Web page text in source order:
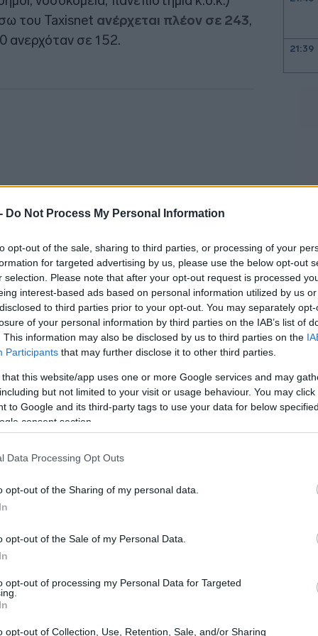
Do Not Process My Personal Information
opt-out of the sale, sharing to third parties, or processing of your
for targeted advertising by us, please use the below opt-out
selection. Please note that after your opt-out request is processed
interest-based ads based on personal information utilized by us
to third parties prior to your opt-out. You may separately
of your personal information by third parties on the IAB’s list of
This information may also be disclosed by us to third parties on the
Participants that may further disclose it to other third parties.
that this website/app uses one or more Google services and may
but not limited to your visit or usage behaviour. You may
to Google and its third-party tags to use your data for below
consent section.
Data Processing Opt Outs
opt-out of the Sharing of my personal data.
opt-out of the Sale of my Personal Data.
opt-out of processing my Personal Data for Targeted
opt-out of Collection, Use, Retention, Sale, and/or Sharing
του Taxisnet ανέρχεται πλέον σε 243,
ανερχόταν σε 152.
με ενιαίο και απλό τρόπο σε
πληθώρα φορέων του Δημοσίου. Με
απαλλάσσονται από την ανάγκη
των φορέων, περιορίζοντας
και άσκοπη ταλαιπωρία για τη λήψη
και βεβαιώσεων, υποβολή αιτήσεων
την πρόσβαση των πολιτών στις
στρατηγική του υπουργείου
αποτελεί
σε όσο το δυνατόν
έτσι, σημαντικά η καθημερινότητα
την ποιότητα των
21:39
20:42
20:32
20:19
20:11